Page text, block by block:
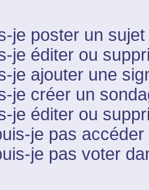
je poster un
je éditer ou
je ajouter une
je créer un
je éditer ou
je pas
je pas voter